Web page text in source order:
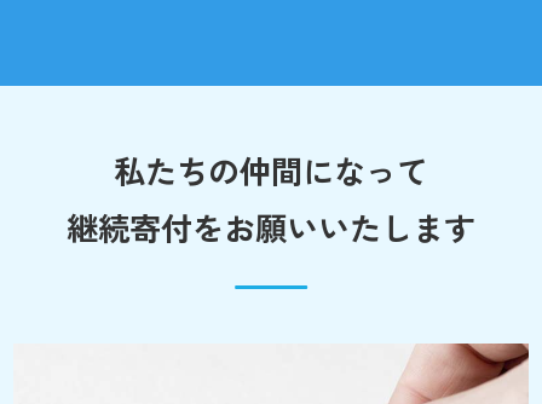
私たちの仲間になって
継続寄付をお願いいたします